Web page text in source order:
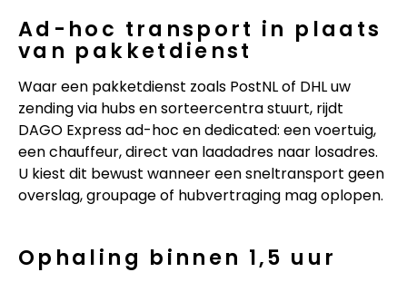
Ad-hoc transport in plaats
van pakketdienst
Waar een pakketdienst zoals PostNL of DHL uw
zending via hubs en sorteercentra stuurt, rijdt
DAGO Express ad-hoc en dedicated: een voertuig,
een chauffeur, direct van laadadres naar losadres.
U kiest dit bewust wanneer een sneltransport geen
overslag, groupage of hubvertraging mag oplopen.
Ophaling binnen 1,5 uur